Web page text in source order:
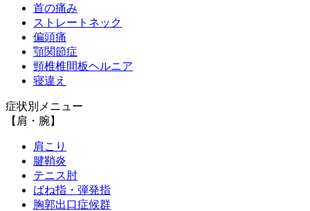
首の痛み
ストレートネック
偏頭痛
顎関節症
頸椎椎間板ヘルニア
寝違え
症状別メニュー
【肩・腕】
肩こり
腱鞘炎
テニス肘
ばね指・弾発指
胸郭出口症候群